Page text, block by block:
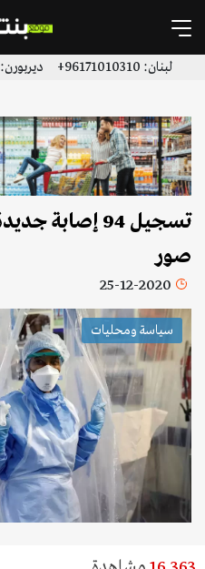
لبنان: 96171010310+ ديربورن: 13137751171+ | 13136996923+
تسجيل 94
صور
25-12-2020
سياسة ومحليات